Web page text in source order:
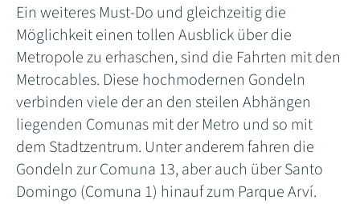
Ein weiteres Must-Do und gleichzeitig die
Möglichkeit einen tollen Ausblick über die
Metropole zu erhaschen, sind die Fahrten mit den
Metrocables. Diese hochmodernen Gondeln
verbinden viele der an den steilen Abhängen
liegenden Comunas mit der Metro und so mit
dem Stadtzentrum. Unter anderem fahren die
Gondeln zur Comuna 13, aber auch über Santo
Domingo (Comuna 1) hinauf zum Parque Arví.